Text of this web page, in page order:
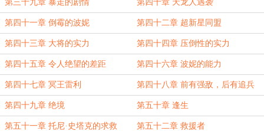
第三十九章 暴走的剧情 第四十章 天龙人遇袭
第四十一章 倒霉的波妮 第四十二章 超新星同盟
第四十三章 大将的实力 第四十四章 压倒性的实力
第四十五章 令人绝望的差距 第四十六章 波妮的能力
第四十七章 冥王雷利 第四十八章 前有强敌，后有追兵
第四十九章 绝境 第五十章 逢生
第五十一章 托尼·史塔克的求救 第五十二章 救援者